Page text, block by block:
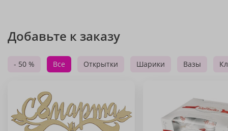
Добавьте к заказу
- 50 % Все Открытки Шарики Вазы